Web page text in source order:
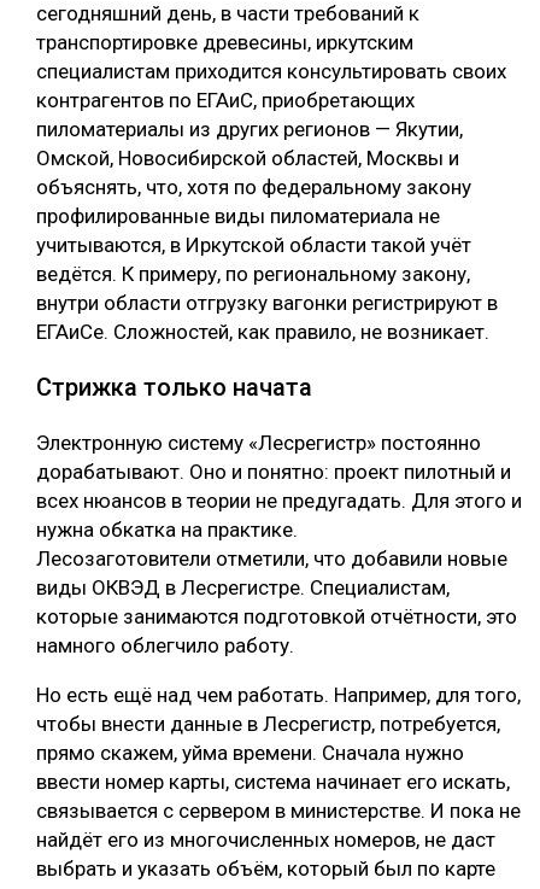
сегодняшний день, в части требований к
транспортировке древесины, иркутским
специалистам приходится консультировать своих
контрагентов по ЕГАиС, приобретающих
пиломатериалы из других регионов — Якутии,
Омской, Новосибирской областей, Москвы и
объяснять, что, хотя по федеральному закону
профилированные виды пиломатериала не
учитываются, в Иркутской области такой учёт
ведётся. К примеру, по региональному закону,
внутри области отгрузку вагонки регистрируют в
ЕГАиСе. Сложностей, как правило, не возникает.
Стрижка только начата
Электронную систему «Лесрегистр» постоянно
дорабатывают. Оно и понятно: проект пилотный и
всех нюансов в теории не предугадать. Для этого и
нужна обкатка на практике.
Лесозаготовители отметили, что добавили новые
виды ОКВЭД в Лесрегистре. Специалистам,
которые занимаются подготовкой отчётности, это
намного облегчило работу.
Но есть ещё над чем работать. Например, для того,
чтобы внести данные в Лесрегистр, потребуется,
прямо скажем, уйма времени. Сначала нужно
ввести номер карты, система начинает его искать,
связывается с сервером в министерстве. И пока не
найдёт его из многочисленных номеров, не даст
выбрать и указать объём, который был по карте